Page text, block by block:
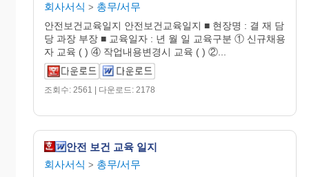
회사서식 > 총무/서무
안전보건교육일지 안전보건교육일지 ■ 현장명 : 결 재 담
당 과장 부장 ■ 교육일자 : 년 월 일 교육구분 ① 신규채용
자 교육 ( ) ④ 작업내용변경시 교육 ( ) ②...
조회수: 2561 | 다운로드: 2178
안전 보건 교육 일지
회사서식 > 총무/서무